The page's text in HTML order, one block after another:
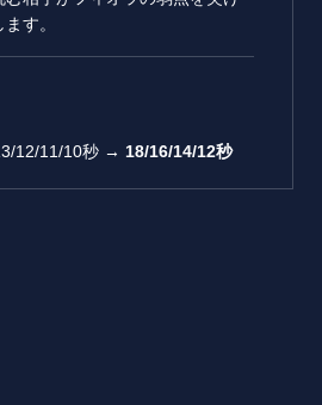
す。
12/11/10秒 → 18/16/14/12秒